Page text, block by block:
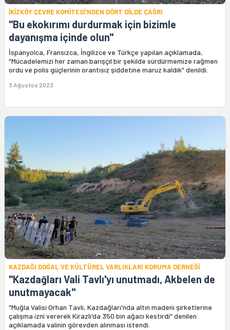
İKİZKÖY ÇEVRE KOMİTESİ'NDEN DÖRT DİLDE ÇAĞRI
"Bu ekokırımı durdurmak için bizimle
dayanışma içinde olun"
İspanyolca, Fransızca, İngilizce ve Türkçe yapılan açıklamada,
"Mücadelemizi her zaman barışçıl bir şekilde sürdürmemize rağmen
ordu ve polis güçlerinin orantısız şiddetine maruz kaldık" denildi.
3 Ağustos 2023
KAZDAĞI DOĞAL VE KÜLTÜREL VARLIKLARI KORUMA DERNEĞİ
"Kazdağları Vali Tavlı'yı unutmadı, Akbelen de
unutmayacak"
"Muğla Valisi Orhan Tavlı, Kazdağları'nda altın madeni şirketlerine
çalışma izni vererek Kirazlı'da 350 bin ağacı kestirdi" denilen
açıklamada valinin görevden alınması istendi.